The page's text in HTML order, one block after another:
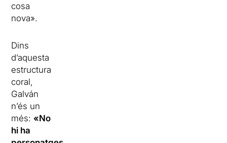
cosa
nova».
Dins
d’aquesta
estructura
coral,
Galván
n’és un
més: «No
hi ha